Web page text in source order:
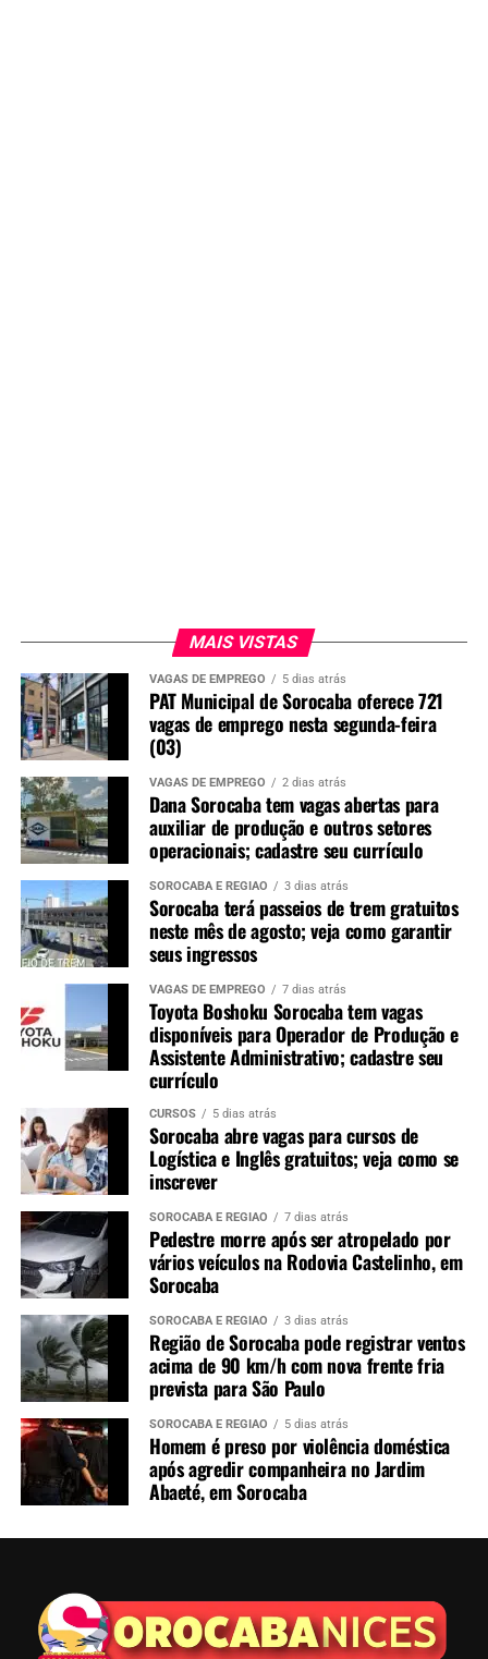
MAIS VISTAS
VAGAS DE EMPREGO 5 dias atrás
PAT Municipal de Sorocaba oferece 721
vagas de emprego nesta segunda-feira
(03)
VAGAS DE EMPREGO 2 dias atrás
Dana Sorocaba tem vagas abertas para
auxiliar de produção e outros setores
operacionais; cadastre seu currículo
SOROCABA E REGIÃO 3 dias atrás
Sorocaba terá passeios de trem gratuitos
neste mês de agosto; veja como garantir
seus ingressos
VAGAS DE EMPREGO 7 dias atrás
Toyota Boshoku Sorocaba tem vagas
disponíveis para Operador de Produção e
Assistente Administrativo; cadastre seu
currículo
CURSOS 5 dias atrás
Sorocaba abre vagas para cursos de
Logística e Inglês gratuitos; veja como se
inscrever
SOROCABA E REGIÃO 7 dias atrás
Pedestre morre após ser atropelado por
vários veículos na Rodovia Castelinho, em
Sorocaba
SOROCABA E REGIÃO 3 dias atrás
Região de Sorocaba pode registrar ventos
acima de 90 km/h com nova frente fria
prevista para São Paulo
SOROCABA E REGIÃO 5 dias atrás
Homem é preso por violência doméstica
após agredir companheira no Jardim
Abaeté, em Sorocaba